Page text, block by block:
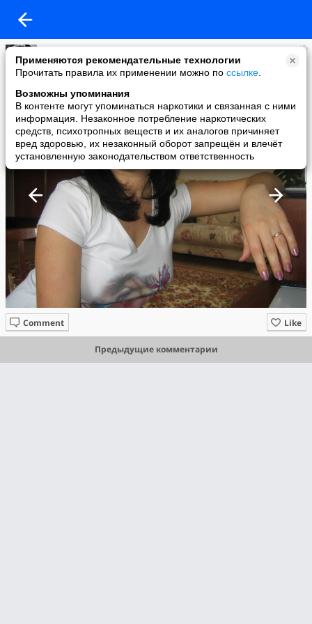
Применяются рекомендательные технологии
Прочитать правила их применении можно по ссылке
Возможны упоминания
В контенте могут упоминаться наркотики и связанная с ними
информация. Незаконное потребление наркотических
средств, психотропных веществ и их аналогов причиняет
вред здоровью, их незаконный оборот запрещён и влечёт
установленную законодательством ответственность
Алёна Комиссарова
added a photo
17 Apr в 22:13
Like
Comment
Предыдущие комментарии